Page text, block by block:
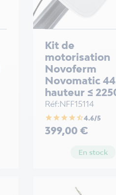
Kit de
motorisation
Novoferm
Novomatic
hauteur ≤
Réf:NFF15114
star star star star star_half4.6/5
Prix
399,00 €
En stock